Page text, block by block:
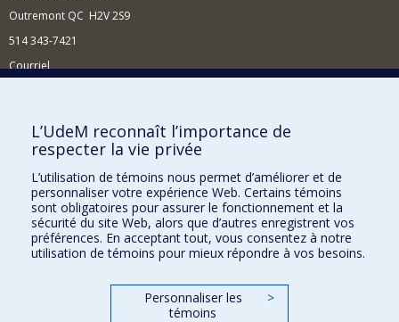
Outremont QC H2V 2S9
514 343-7421
Courriel
Comment soutenir l'École?
BESOIN D'AIDE?
Plan du site
Signaler une erreur
Accessibilité
FACULTÉ DES ARTS ET DES SCIENCES
Nos départements et écoles
L’UdeM reconnaît l’importance de
respecter la vie privée
L’utilisation de témoins nous permet d’améliorer et de
personnaliser votre expérience Web. Certains témoins
sont obligatoires pour assurer le fonctionnement et la
sécurité du site Web, alors que d’autres enregistrent vos
préférences. En acceptant tout, vous consentez à notre
utilisation de témoins pour mieux répondre à vos besoins.
Personnaliser les
témoins
>